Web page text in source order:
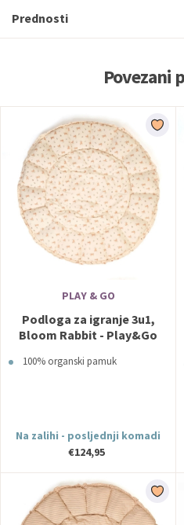
Prednosti
Povezani
PLAY & GO
Podloga za igranje 3u1,
Bloom Rabbit - Play&Go
100% organski pamuk
Na zalihi - posljednji komadi
€124,95